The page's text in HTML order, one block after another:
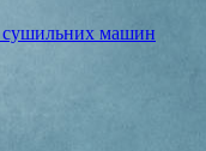
сушильних машин